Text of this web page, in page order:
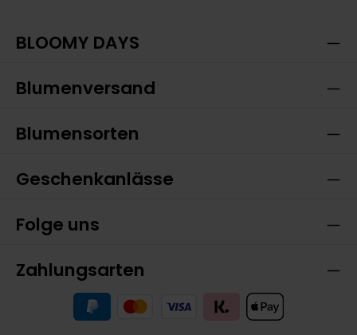
BLOOMY DAYS
Blumenversand
Blumensorten
Geschenkanlässe
Folge uns
Zahlungsarten